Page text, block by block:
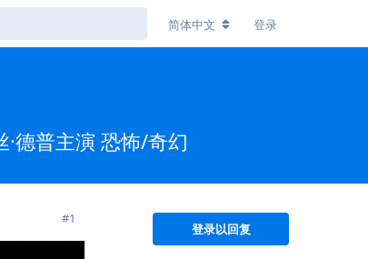
简体中文 登录
德普主演 恐怖/奇幻
登录以回复
#1